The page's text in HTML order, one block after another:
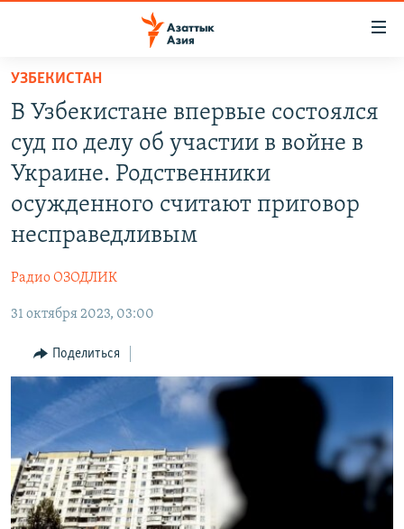
Вернуться
основному
содержанию
Вернутся
главной
навигации
Вернутся
ЦЕНТРАЛЬНАЯ АЗИЯ
ВОЙНА В УКРАИНЕ
ТОҶИКӢ
TÜRKMENÇE
ПОДПИШИТЕСЬ НА НАС В СОЦСЕТЯХ
Все сайты РСЕ/РС
УЗБЕКИСТАН
В Узбекистане впервые состоялся
суд по делу об участии в войне в
Украине. Родственники
осужденного считают приговор
несправедливым
Радио ОЗОДЛИК
31 октября 2023, 03:00
Поделиться